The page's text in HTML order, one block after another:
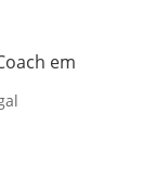
em